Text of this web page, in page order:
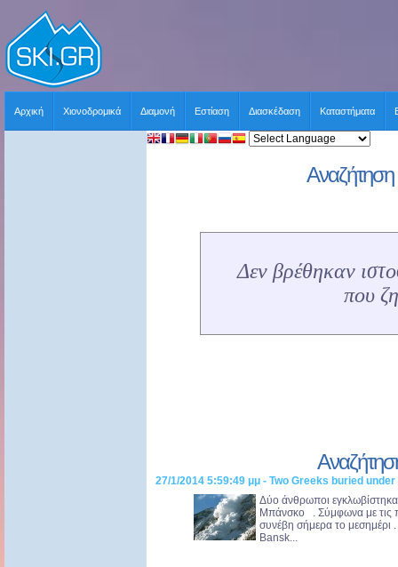
Αρχική Χιονοδρομικά Διαμονή Εστίαση Διασκέδαση Καταστήματα
Αναζήτηση
Δεν βρέθηκαν
που
27/1/2014 5:59:49 μμ - Two Greeks buried
Δύο άνθρωποι
Μπάνσκο . Σύμφωνα με τις
συνέβη σήμερα το μεσημέρι
Bansk...